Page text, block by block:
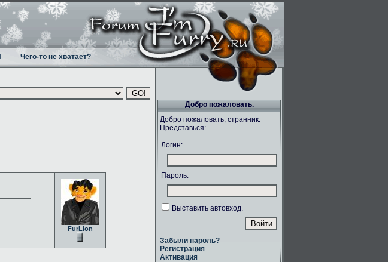
Чего-то не хватает?
FurLion
Добро пожаловать.
Добро пожаловать, странник.
Представься:
Логин:
Пароль:
Выставить автовход.
Забыли пароль?
Регистрация
Активация